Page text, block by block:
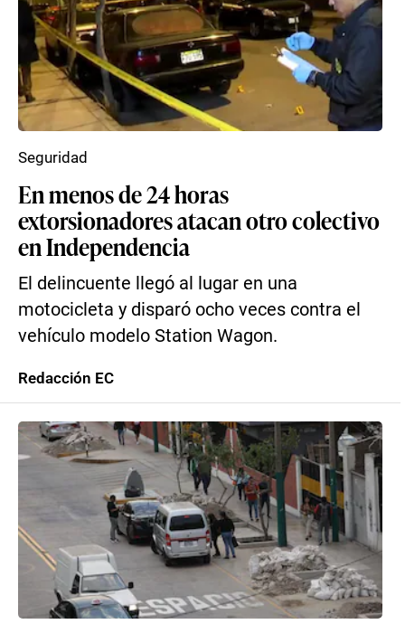
En menos de 24 horas
extorsionadores atacan otro colectivo
en Independencia
El delincuente llegó al lugar en una
motocicleta y disparó ocho veces contra el
vehículo modelo Station Wagon.
Seguridad
Redacción EC